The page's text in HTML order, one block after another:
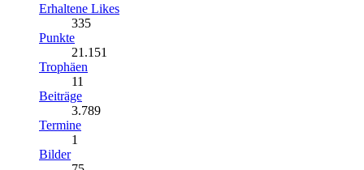
Erhaltene Likes
335
Punkte
21.151
Trophäen
11
Beiträge
3.789
Termine
1
Bilder